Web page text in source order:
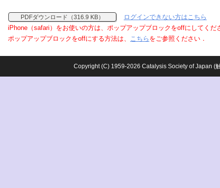
PDFダウンロード（316.9 KB）
ログインできない方はこちら
iPhone（safari）をお使いの方は、ポップアップブロックをoffにしてくだ
ポップアップブロックをoffにする方法は、 こちら をご参照ください．
Copyright (C) 1959-2026 Catalysis Society of Japan (